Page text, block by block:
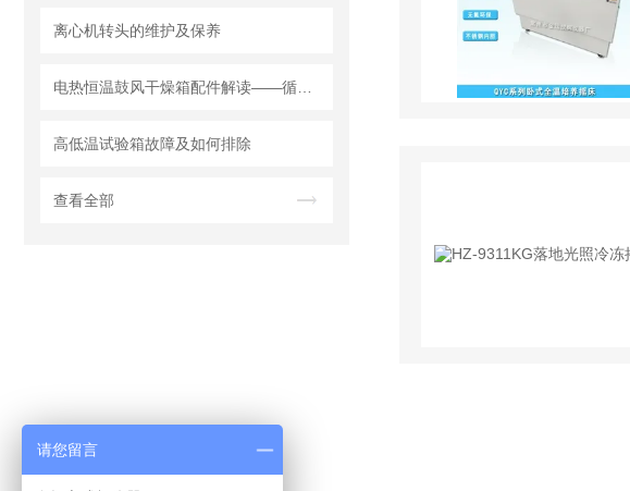
离心机转头的维护及保养
高低温试验箱故障及如何排除
查看全部
请您留言